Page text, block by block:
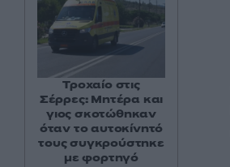
Τροχαίο στις
Σέρρες: Μητέρα και
γιος σκοτώθηκαν
όταν το αυτοκίνητό
τους συγκρούστηκε
με φορτηγό